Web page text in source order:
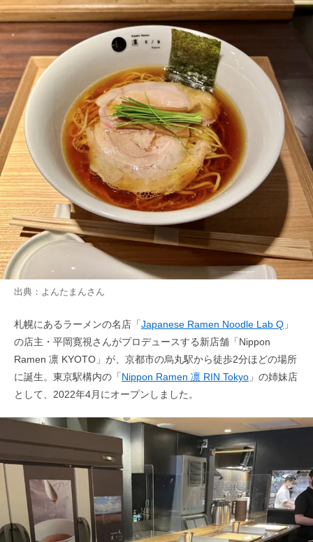
出典： よんたまんさん
札幌にあるラーメンの名店「Japanese Ramen Noodle Lab Q 」
の店主・平岡寛視さんがプロデュースする新店舗「Nippon
Ramen 凛 KYOTO」が、京都市の烏丸駅から徒歩2分ほどの場所
に誕生。東京駅構内の「Nippon Ramen 凛 RIN Tokyo 」の姉妹店
として、2022年4月にオープンしました。